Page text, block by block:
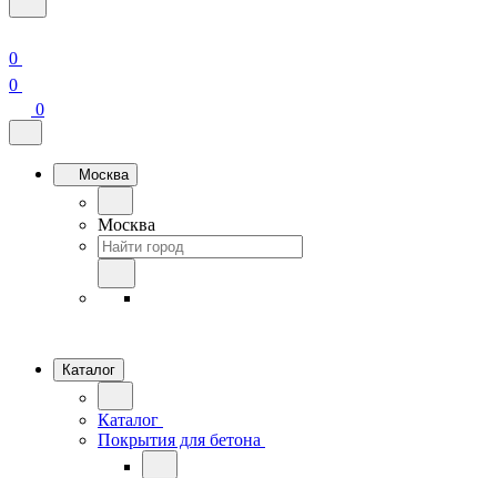
0
0
0
Москва
Москва
Каталог
Каталог
Покрытия для бетона